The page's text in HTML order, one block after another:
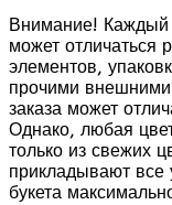
Внимание! Каждый
может отличаться
элементов,
прочими
заказа может
Однако, любая
только из свежих
прикладывают все
букета